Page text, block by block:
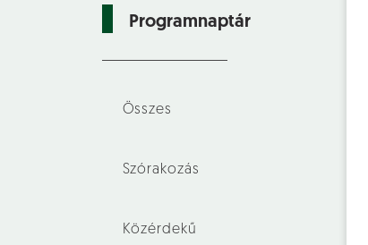
Programnaptár
Összes
Szórakozás
Közérdekű